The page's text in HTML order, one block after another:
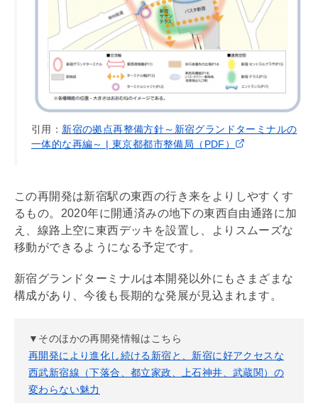
引用： 新宿の拠点再整備方針～新宿グランドターミナルの
一体的な再編～ | 東京都都市整備局（PDF）
この再開発は新宿駅の東西の行き来をよりしやすくす
るもの。2020年に開通済みの地下の東西自由通路に加
え、線路上空に東西デッキを設置し、よりスムーズな
移動ができるようになる予定です。
新宿グランドターミナルは本開発以外にもさまざまな
構成があり、今後も長期的な発展が見込まれます。
▼そのほかの再開発情報はこちら
再開発により進化し続ける新宿と、新宿に好アクセスな
西武新宿線（下落合、都立家政、上石神井、武蔵関）の
変わらない魅力